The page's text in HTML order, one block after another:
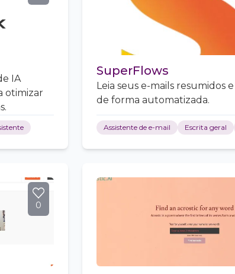
IA
otimizar
SuperFlows
Leia seus e-mails resumidos
de forma automatizada.
Assistente de e-mail Escrita geral
0